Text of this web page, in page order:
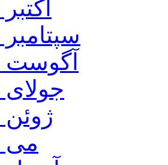
اکتبر 2015
سپتامبر 2015
آگوست 2015
جولای 2015
ژوئن 2015
می 2015